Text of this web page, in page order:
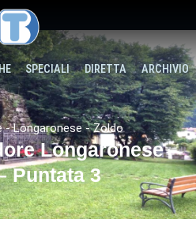
SPECIALI DIRETTA ARCHIVIO
- Longaronese - Zoldo
Longaronese
Puntata 3